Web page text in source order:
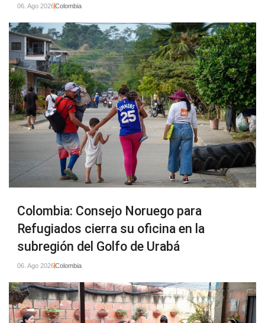
06. Ago 2026Colombia
Colombia: Consejo Noruego para
Refugiados cierra su oficina en la
subregión del Golfo de Urabá
06. Ago 2026Colombia